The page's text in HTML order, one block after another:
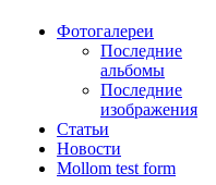
Фотогалереи
Последние
альбомы
Последние
изображения
Статьи
Новости
Mollom test form